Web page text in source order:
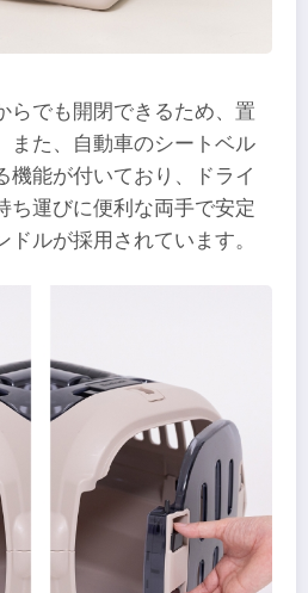
らでも開閉できるため、置
また、自動車のシートベル
機能が付いており、ドライ
ち運びに便利な両手で安定
ドルが採用されています。